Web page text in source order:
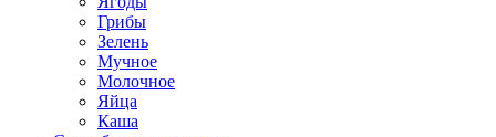
Грибы
Зелень
Мучное
Молочное
Яйца
Каша